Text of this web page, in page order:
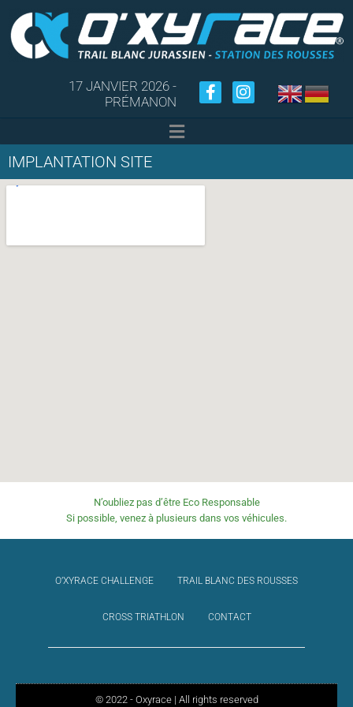
17 JANVIER 2026 -
PRÉMANON
IMPLANTATION SITE
N’oubliez pas d’être Eco Responsable
Si possible, venez à plusieurs dans vos véhicules.
O’XYRACE CHALLENGE TRAIL BLANC DES ROUSSES
CROSS TRIATHLON CONTACT
© 2022 - Oxyrace | All rights reserved